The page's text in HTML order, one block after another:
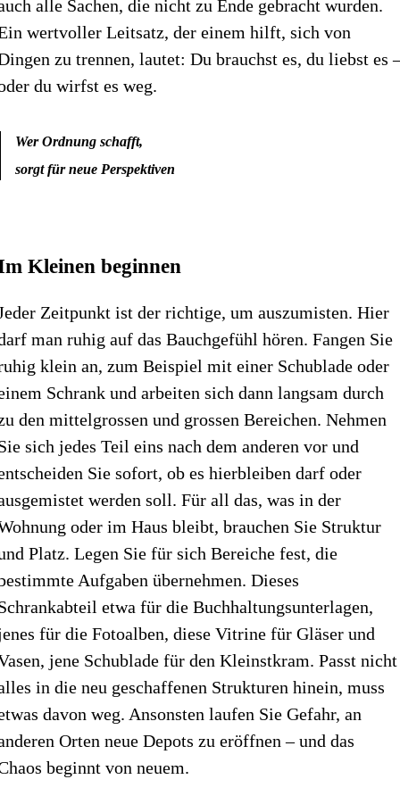
alle Sachen, die nicht zu Ende gebracht wurden.
wertvoller Leitsatz, der einem hilft, sich von
zu trennen, lautet: Du brauchst es, du liebst es
du wirfst es weg.
Wer Ordnung schafft,
sorgt für neue Perspektiven
Kleinen beginnen
Zeitpunkt ist der richtige, um auszumisten. Hier
man ruhig auf das Bauchgefühl hören. Fangen Sie
klein an, zum Beispiel mit einer Schublade oder
Schrank und arbeiten sich dann langsam durch
den mittelgrossen und grossen Bereichen. Nehmen
sich jedes Teil eins nach dem anderen vor und
Sie sofort, ob es hierbleiben darf oder
werden soll. Für all das, was in der
oder im Haus bleibt, brauchen Sie Struktur
Platz. Legen Sie für sich Bereiche fest, die
Aufgaben übernehmen. Dieses
etwa für die Buchhaltungsunterlagen,
für die Fotoalben, diese Vitrine für Gläser und
jene Schublade für den Kleinstkram. Passt nicht
in die neu geschaffenen Strukturen hinein, muss
davon weg. Ansonsten laufen Sie Gefahr, an
Orten neue Depots zu eröffnen – und das
beginnt von neuem.